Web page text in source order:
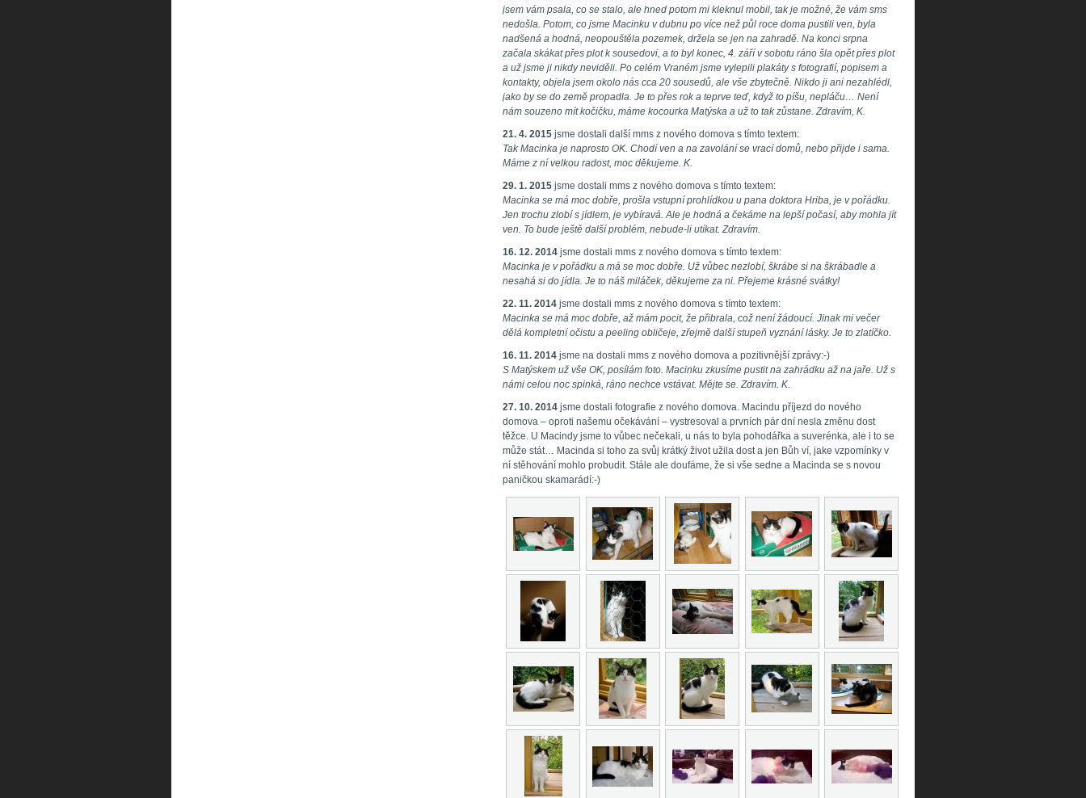
jsem vám psala, co se stalo, ale hned potom mi kleknul mobil, tak je možné, že vám sms
nedošla. Potom, co jsme Macinku v dubnu po více než půl roce doma pustili ven, byla
nadšená a hodná, neopouštěla pozemek, držela se jen na zahradě. Na konci srpna
začala skákat přes plot k sousedovi, a to byl konec, 4. září v sobotu ráno šla opět přes plot
a už jsme ji nikdy neviděli. Po celém Vraném jsme vylepili plakáty s fotografií, popisem a
kontakty, objela jsem okolo nás cca 20 sousedů, ale vše zbytečně. Nikdo ji ani nezahlédl,
jako by se do země propadla. Je to přes rok a teprve teď, když to píšu, nepláču… Není
nám souzeno mít kočičku, máme kocourka Matýska a už to tak zůstane. Zdravím, K.
21. 4. 2015 jsme dostali další mms z nového domova s tímto textem:
Tak Macinka je naprosto OK. Chodí ven a na zavolání se vrací domů, nebo přijde i sama.
Máme z ní velkou radost, moc děkujeme. K.
29. 1. 2015 jsme dostali mms z nového domova s tímto textem:
Macinka se má moc dobře, prošla vstupní prohlídkou u pana doktora Hriba, je v pořádku.
Jen trochu zlobí s jídlem, je vybíravá. Ale je hodná a čekáme na lepší počasí, aby mohla jít
ven. To bude ještě další problém, nebude-li utíkat. Zdravím.
16. 12. 2014 jsme dostali mms z nového domova s tímto textem:
Macinka je v pořádku a má se moc dobře. Už vůbec nezlobí, škrábe si na škrábadle a
nesahá si do jídla. Je to náš miláček, děkujeme za ni. Přejeme krásné svátky!
22. 11. 2014 jsme dostali mms z nového domova s tímto textem:
Macinka se má moc dobře, až mám pocit, že přibrala, což není žádoucí. Jinak mi večer
dělá kompletní očistu a peeling obličeje, zřejmě další stupeň vyznání lásky. Je to zlatíčko.
16. 11. 2014 jsme na dostali mms z nového domova a pozitivnější zprávy:-)
S Matýskem už vše OK, posílám foto. Macinku zkusíme pustit na zahrádku až na jaře. Už s
námi celou noc spinká, ráno nechce vstávat. Mějte se. Zdravím. K.
27. 10. 2014 jsme dostali fotografie z nového domova. Macindu příjezd do nového
domova – oproti našemu očekávání – vystresoval a prvních pár dní nesla změnu dost
těžce. U Macindy jsme to vůbec nečekali, u nás to byla pohodářka a suverénka, ale i to se
může stát… Macinda si toho za svůj krátký život užila dost a jen Bůh ví, jake vzpomínky v
ní stěhování mohlo probudit. Stále ale doufáme, že si vše sedne a Macinda se s novou
paničkou skamarádí:-)